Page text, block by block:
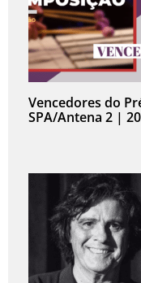
Vencedores do
SPA/Antena 2 |